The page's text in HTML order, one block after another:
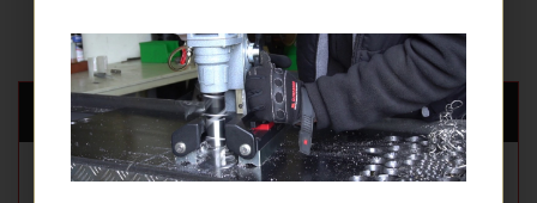
НОВЫЕ ПОСТУПЛЕНИЯ
РЕКОМЕНДУЕМЫЕ